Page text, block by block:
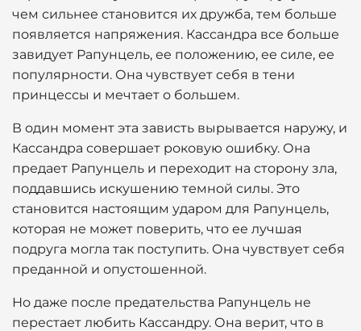
чем сильнее становится их дружба, тем больше
появляется напряжения. Кассандра все больше
завидует Рапунцель, ее положению, ее силе, ее
популярности. Она чувствует себя в тени
принцессы и мечтает о большем.
В один момент эта зависть вырывается наружу, и
Кассандра совершает роковую ошибку. Она
предает Рапунцель и переходит на сторону зла,
поддавшись искушению темной силы. Это
становится настоящим ударом для Рапунцель,
которая не может поверить, что ее лучшая
подруга могла так поступить. Она чувствует себя
преданной и опустошенной.
Но даже после предательства Рапунцель не
перестает любить Кассандру. Она верит, что в